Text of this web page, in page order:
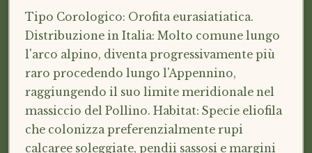
Tipo Corologico: Orofita eurasiatiatica.
Distribuzione in Italia: Molto comune lungo
l'arco alpino, diventa progressivamente più
raro procedendo lungo l'Appennino,
raggiungendo il suo limite meridionale nel
massiccio del Pollino. Habitat: Specie eliofila
che colonizza preferenzialmente rupi
calcaree soleggiate, pendii sassosi e margini